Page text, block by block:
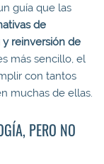
guía que las
de
reinversión de
más sencillo, el
con tantos
muchas de ellas.
PERO NO